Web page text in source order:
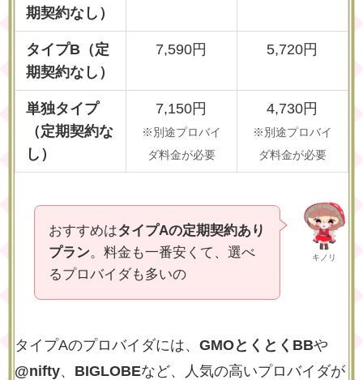
期契約なし）
タイプB（定
期契約なし）
7,590円 5,720円
単独タイプ
（定期契約な
し）
7,150円
※別途プロバイ
ダ料金が必要
4,730円
※別途プロバイ
ダ料金が必要
キノリ
おすすめはタイプAの定期契約あり
プラン。料金も一番安くて、選べ
るプロバイダも多いの
タイプAのプロバイダには、 GMOとくとくBBや
@nifty、 BIGLOBEなど、人気の高いプロバイダが